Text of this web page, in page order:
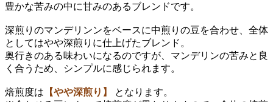
豊かな苦みの中に甘みのあるブレンドです。
深煎りのマンデリンンをベースに中煎りの豆を合わせ、全体
としてはやや深煎りに仕上げたブレンド。
奥行きのある味わいになるのですが、マンデリンの苦みと良
く合うため、シンプルに感じられます。
焙煎度は 【やや深煎り】
となります。